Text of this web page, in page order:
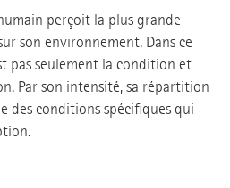
perçoit la plus grande
son environnement. Dans ce
pas seulement la condition et
Par son intensité, sa répartition
des conditions spécifiques qui